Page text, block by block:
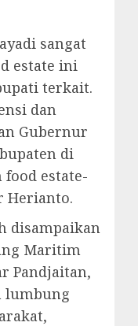
sangat
estate ini
terkait.
dan
Gubernur
di
estate-
Herianto.
disampaikan
Maritim
Pandjaitan,
lumbung